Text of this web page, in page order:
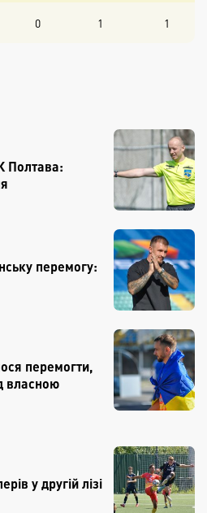
0 1 1
Полтава:
перемогу:
перемогти,
власною
у другій лізі